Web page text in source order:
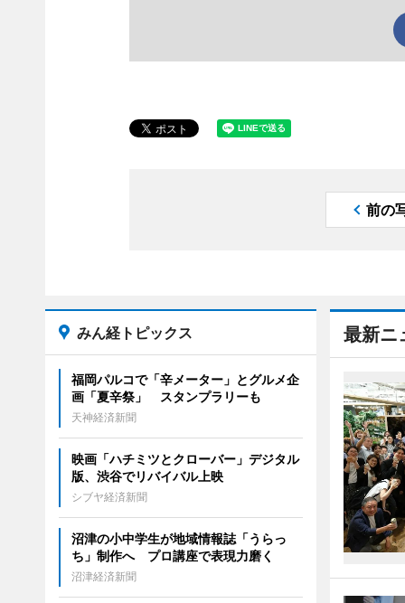
前の
最新ニ
みん経トピックス
福岡パルコで「辛メーター」とグルメ企
画「夏辛祭」 スタンプラリーも
天神経済新聞
映画「ハチミツとクローバー」デジタル
版、渋谷でリバイバル上映
シブヤ経済新聞
沼津の小中学生が地域情報誌「うらっ
ち」制作へ プロ講座で表現力磨く
沼津経済新聞